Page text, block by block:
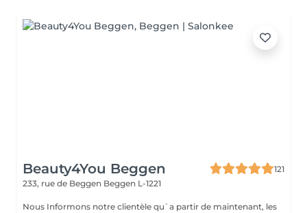
Beauty4You Beggen
121
233, rue de Beggen Beggen L-1221
Nous Informons notre clientèle qu`a partir de maintenant, les